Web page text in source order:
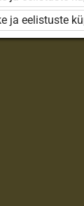
ja eelistuste